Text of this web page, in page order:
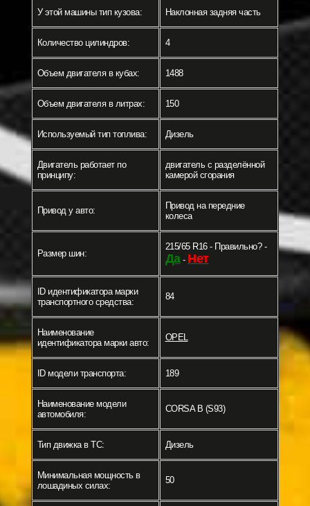
У этой машины тип кузова: Наклонная задняя часть
Количество цилиндров: 4
Объем двигателя в кубах: 1488
Объем двигателя в литрах: 150
Используемый тип топлива: Дизель
Двигатель работает по
принципу:
двигатель с разделённой
камерой сгорания
Привод у авто:
Привод на передние
колеса
Размер шин:
215/65 R16 - Правильно? -
Да- Нет
ID идентификатора марки
транспортного средства:
84
Наименование
идентификатора марки авто:
OPEL
ID модели транспорта: 189
Наименование модели
автомобиля:
CORSA B (S93)
Тип движка в ТС: Дизель
Минимальная мощность в
лошадиных силах:
50